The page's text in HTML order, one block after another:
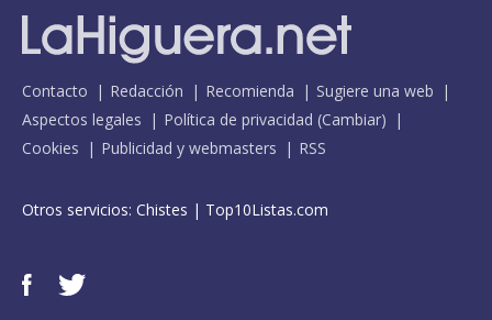
Contacto Redacción Recomienda
Sugiere una web
Aspectos legales
Política de privacidad (Cambiar)
Cookies
Publicidad y webmasters RSS
Otros servicios: Chistes | Top10Listas.com